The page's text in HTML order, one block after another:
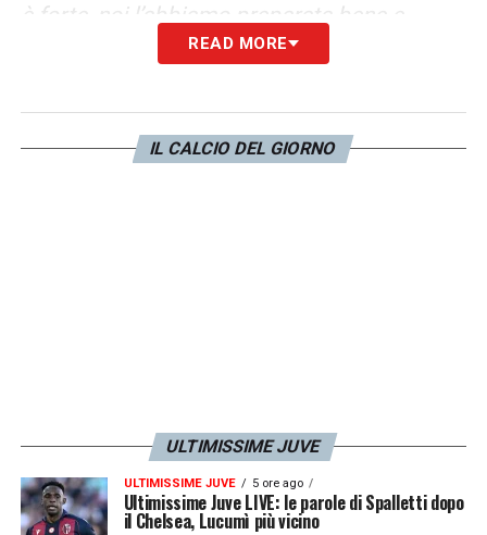
è forte, noi l’abbiamo preparata bene e
vogliamo fare un’ottima partita. Sarebbe
una finale può succedere di tutto. In
campionato abbiamo dimostrato di poter
READ MORE
IL CALCIO DEL GIORNO
ULTIMISSIME JUVE
ULTIMISSIME JUVE 5 ore ago
Ultimissime Juve LIVE: le parole di Spalletti dopo
il Chelsea, Lucumì più vicino